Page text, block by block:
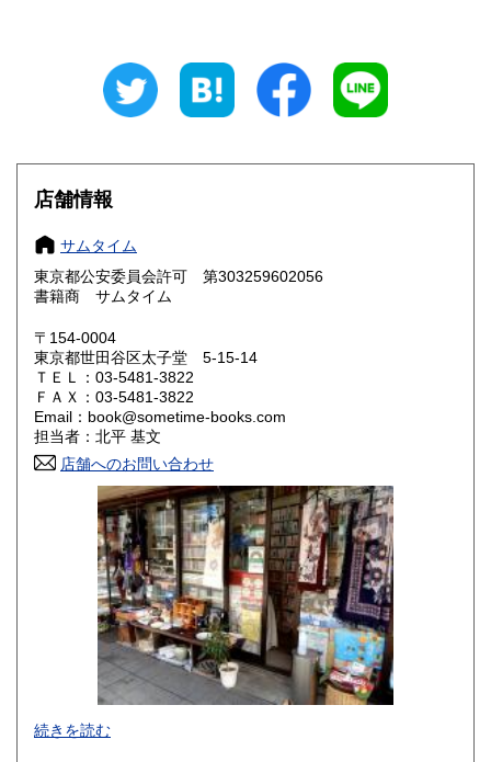
0円 長野県
愛知県
滋賀県
大阪府 兵庫県
奈良県
鳥取県
岡山県
山口県
0円 愛媛県
0円 福岡県
0円 長崎県
0円 大分県
店舗情報
サムタイム
東京都公安委員会許可 第303259602056
書籍商 サムタイム
〒154-0004
東京都世田谷区太子堂 5-15-14
ＴＥＬ：03-5481-3822
ＦＡＸ：03-5481-3822
Email：book@sometime-books.com
担当者：北平 基文
店舗へのお問い合わせ
●当店では国内送料は無料です。（特記されたものを除きま
す）。
続きを読む